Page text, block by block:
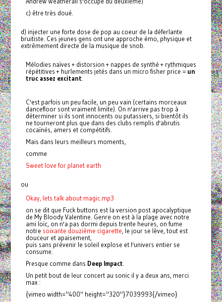
c) être très doué.
d) injecter une forte dose de pop au coeur de la déferlante
bruitiste. Ces jeunes gens ont une approche émo, physique et
extrêmement directe de la musique de snob.
Mélodies naïves + distorsion + nappes de synthé + rythmiques
répétitives + hurlements jetés dans un micro fisher price = un
truc assez excitant
C'est parfois un peu facile, un peu vain (certains morceaux
dancefloor sont vraiment limite). On n'arrive pas trop à
déterminer si ils sont innocents ou putassiers, si bientôt ils
ne tourneront plus que dans des clubs remplis d'abrutis
cocaïnés, amers et compétitifs.
Mais dans leurs meilleurs moments,
comme
Sweet love for planet earth
ou
Okay, lets talk about magic.mp3
on se dit que Fuck buttons est la version post apocalyptique
de My Bloody Valentine. Genre on est à la plage avec notre
ami loïc, on n'a pas dormi depuis trente heures, on fume
notre soixante douzième cigarette, le jour se lève, tout est
douceur et apaisement,
puis sans prévenir le soleil explose et l'univers entier se
consume.
Presque comme dans Deep Impact
Un petit bout de leur concert au sonic il y a deux ans, merci
max :
{vimeo width="400" height="320"}7039993{/vimeo}